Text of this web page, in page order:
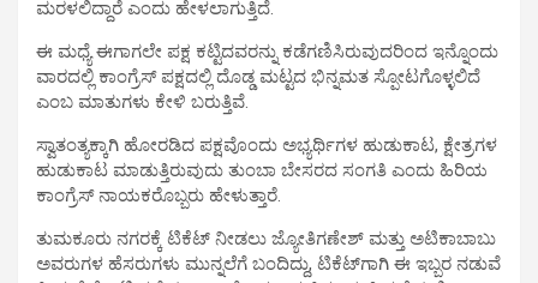
ಮರಳಲಿದ್ದಾರೆ ಎಂದು ಹೇಳಲಾಗುತ್ತಿದೆ.
ಈ ಮಧ್ಯೆ ಈಗಾಗಲೇ ಪಕ್ಷ ಕಟ್ಟಿದವರನ್ನು ಕಡೆಗಣಿಸಿರುವುದರಿಂದ ಇನ್ನೊಂದು
ವಾರದಲ್ಲಿ ಕಾಂಗ್ರೆಸ್ ಪಕ್ಷದಲ್ಲಿ ದೊಡ್ಡ ಮಟ್ಟದ ಭಿನ್ನಮತ ಸ್ಪೋಟಗೊಳ್ಳಲಿದೆ
ಎಂಬ ಮಾತುಗಳು ಕೇಳಿ ಬರುತ್ತಿವೆ.
ಸ್ವಾತಂತ್ಯಕ್ಕಾಗಿ ಹೋರಡಿದ ಪಕ್ಷವೊಂದು ಅಭ್ಯರ್ಥಿಗಳ ಹುಡುಕಾಟ, ಕ್ಷೇತ್ರಗಳ
ಹುಡುಕಾಟ ಮಾಡುತ್ತಿರುವುದು ತುಂಬಾ ಬೇಸರದ ಸಂಗತಿ ಎಂದು ಹಿರಿಯ
ಕಾಂಗ್ರೆಸ್ ನಾಯಕರೊಬ್ಬರು ಹೇಳುತ್ತಾರೆ.
ತುಮಕೂರು ನಗರಕ್ಕೆ ಟಿಕೆಟ್ ನೀಡಲು ಜ್ಯೋತಿಗಣೇಶ್ ಮತ್ತು ಅಟಿಕಾಬಾಬು
ಅವರುಗಳ ಹೆಸರುಗಳು ಮುನ್ನಲೆಗೆ ಬಂದಿದ್ದು, ಟಿಕೆಟ್‍ಗಾಗಿ ಈ ಇಬ್ಬರ ನಡುವೆ